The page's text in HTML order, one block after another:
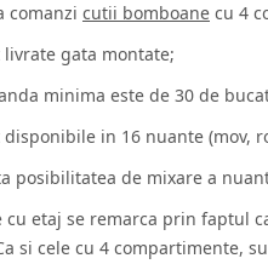
comanzi cutii bomboane cu 4
livrate gata montate;
minima este de 30 de
disponibile in 16 nuante (mov,
posibilitatea de mixare a
cu etaj se remarca prin faptul
si cele cu 4 compartimente,